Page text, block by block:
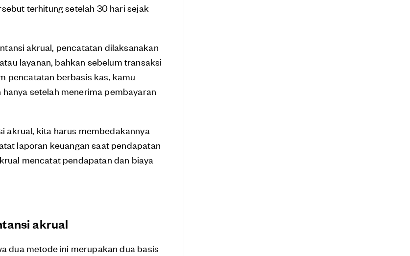
terhitung setelah 30 hari sejak
akrual, pencatatan dilaksanakan
layanan, bahkan sebelum transaksi
pencatatan berbasis kas, kamu
setelah menerima pembayaran
akrual, kita harus membedakannya
laporan keuangan saat pendapatan
mencatat pendapatan dan biaya
akrual
dua metode ini merupakan dua basis